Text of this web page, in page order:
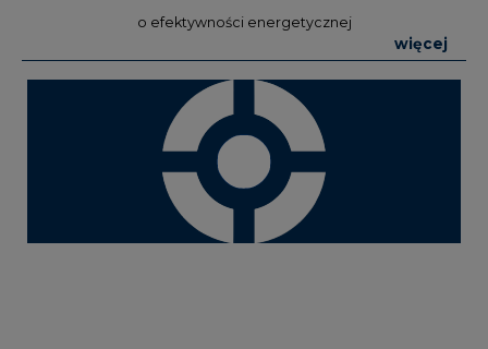
o efektywności energetycznej
więcej